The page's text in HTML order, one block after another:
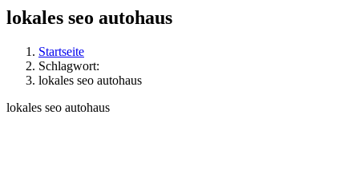
lokales seo autohaus
Startseite
Schlagwort:
lokales seo autohaus
lokales seo autohaus